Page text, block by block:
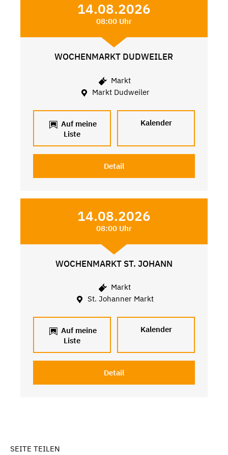
14.08.2026
08:00 Uhr
WOCHENMARKT DUDWEILER
Markt
Markt Dudweiler
Auf meine
Liste
Kalender
Detail
14.08.2026
08:00 Uhr
WOCHENMARKT ST. JOHANN
Markt
St. Johanner Markt
Auf meine
Liste
Kalender
Detail
SEITE TEILEN